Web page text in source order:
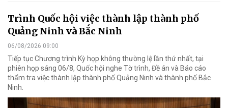
Trình Quốc hội việc thành lập thành phố
Quảng Ninh và Bắc Ninh
06/08/2026 09:00
Tiếp tục Chương trình Kỳ họp không thường lệ lần thứ nhất, tại
phiên họp sáng 06/8, Quốc hội nghe Tờ trình, Đề án và Báo cáo
thẩm tra việc thành lập thành phố Quảng Ninh và thành phố Bắc
Ninh.